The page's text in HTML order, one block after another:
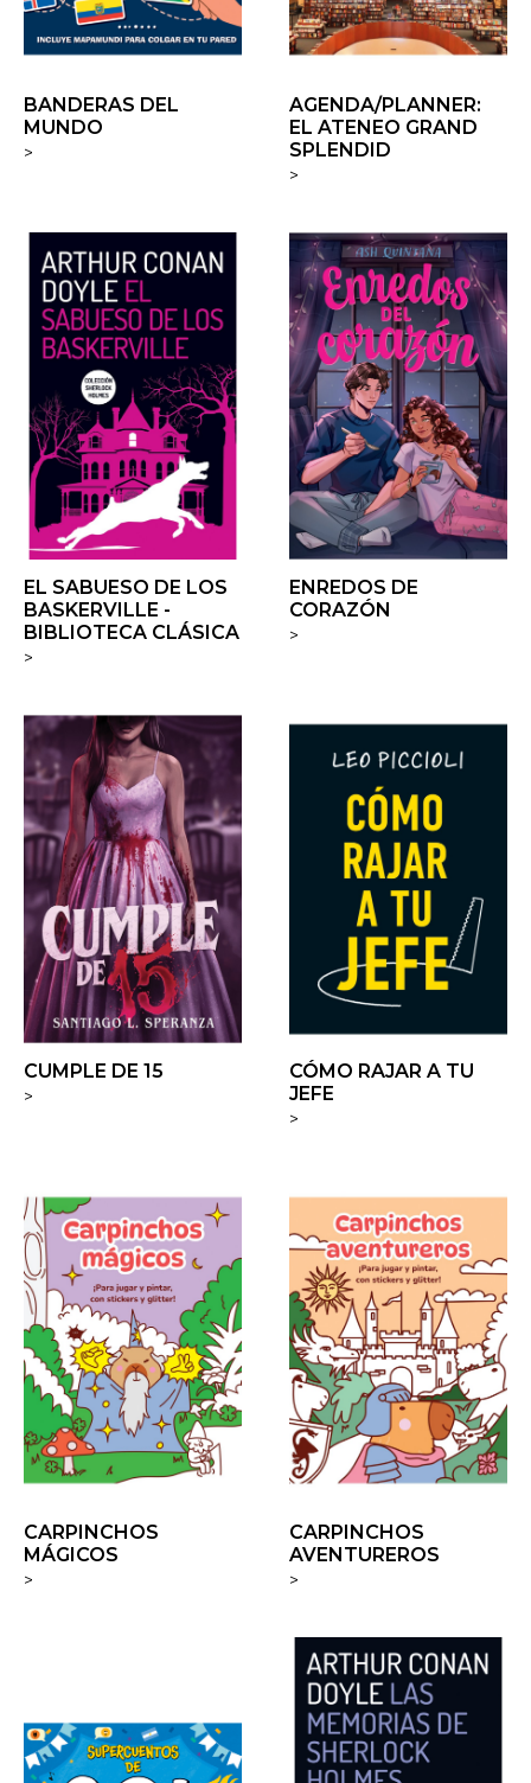
BANDERAS DEL
MUNDO
>
AGENDA/PLANNER:
EL ATENEO GRAND
SPLENDID
>
EL SABUESO DE LOS
BASKERVILLE -
BIBLIOTECA CLÁSICA
>
ENREDOS DE
CORAZÓN
>
CUMPLE DE 15
>
CÓMO RAJAR A TU
JEFE
>
CARPINCHOS
MÁGICOS
>
CARPINCHOS
AVENTUREROS
>